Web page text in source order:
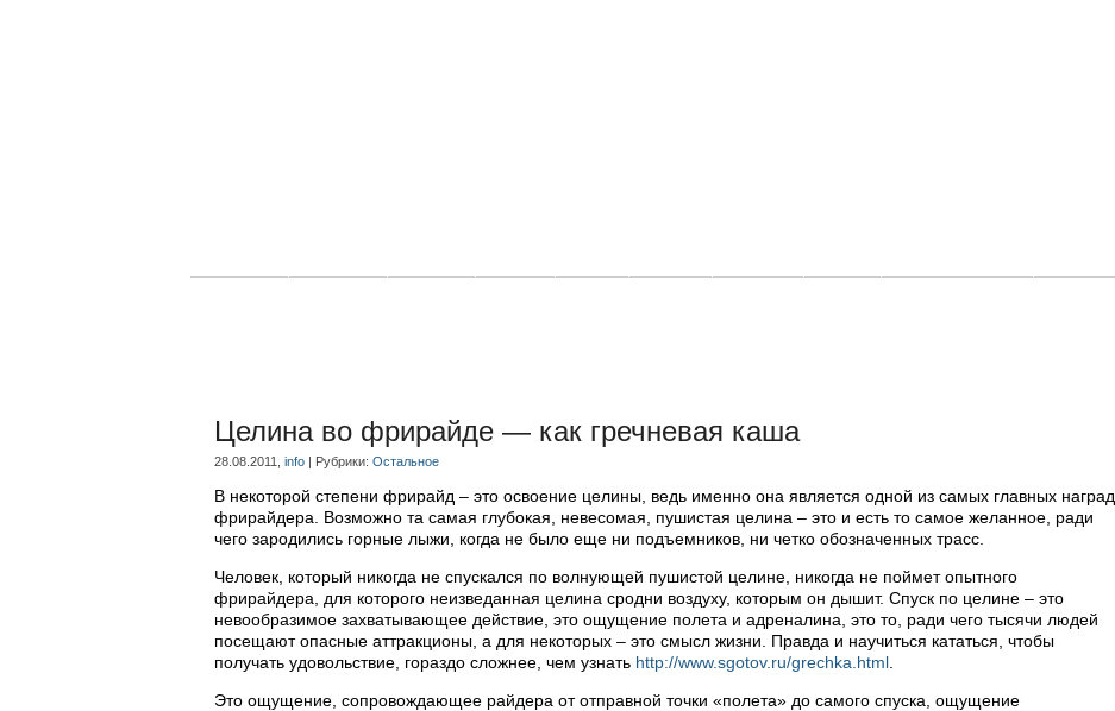
Целина во фрирайде — как гречневая каша
28.08.2011, info | Рубрики: Остальное
В некоторой степени фрирайд – это освоение целины, ведь именно она является одной из самых главных наград
фрирайдера. Возможно та самая глубокая, невесомая, пушистая целина – это и есть то самое желанное, ради
чего зародились горные лыжи, когда не было еще ни подъемников, ни четко обозначенных трасс.
Человек, который никогда не спускался по волнующей пушистой целине, никогда не поймет опытного
фрирайдера, для которого неизведанная целина сродни воздуху, которым он дышит. Спуск по целине – это
невообразимое захватывающее действие, это ощущение полета и адреналина, это то, ради чего тысячи людей
посещают опасные аттракционы, а для некоторых – это смысл жизни. Правда и научиться кататься, чтобы
получать удовольствие, гораздо сложнее, чем узнать http://www.sgotov.ru/grechka.html
Это ощущение, сопровождающее райдера от отправной точки «полета» до самого спуска, ощущение